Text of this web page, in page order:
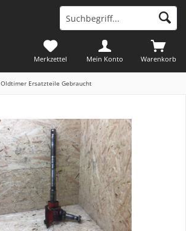
Warenkorb
Merkzettel Mein Konto
Oldtimer Ersatzteile Gebraucht